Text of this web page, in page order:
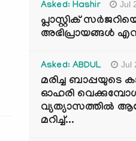
Asked: Hashir Jul
പ്ലാസ്റ്റിക്
അഭിപ്രായങ്ങൾ
Asked: ABDUL Jul
മരിച്ച
ഓഹരി
വ്യത്യാസത്തില്‍
മറിച്ച്...